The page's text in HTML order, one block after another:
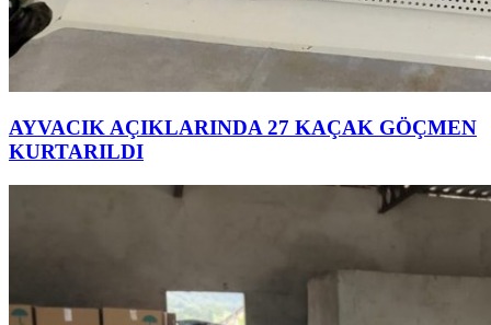
AYVACIK AÇIKLARINDA 27 KAÇAK GÖÇMEN
KURTARILDI